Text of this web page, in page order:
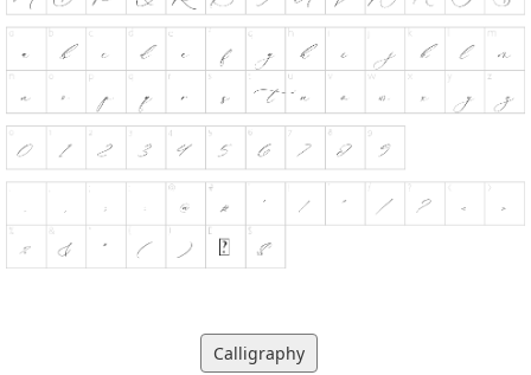
Calligraphy